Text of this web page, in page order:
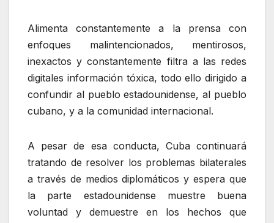
Alimenta constantemente a la prensa con
enfoques malintencionados, mentirosos,
inexactos y constantemente filtra a las redes
digitales información tóxica, todo ello dirigido a
confundir al pueblo estadounidense, al pueblo
cubano, y a la comunidad internacional.
A pesar de esa conducta, Cuba continuará
tratando de resolver los problemas bilaterales
a través de medios diplomáticos y espera que
la parte estadounidense muestre buena
voluntad y demuestre en los hechos que